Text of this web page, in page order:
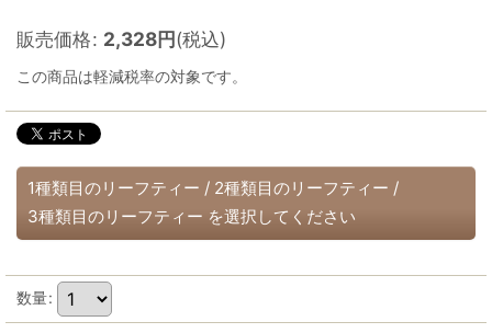
販売価格: 2,328円(税込)
この商品は軽減税率の対象です。
1種類目のリーフティー / 2種類目のリーフティー /
3種類目のリーフティー を選択してください
数量: